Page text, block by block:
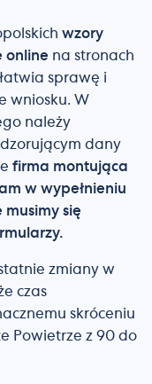
wzory
online na stronach
sprawę i
wniosku. W
należy
dany
firma montująca
w wypełnieniu
się
zmiany w
czas
skróceniu
Powietrze z 90 do